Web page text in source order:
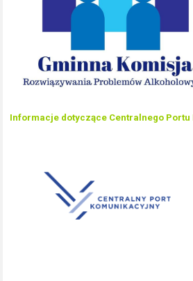
Informacje dotyczące Centralnego